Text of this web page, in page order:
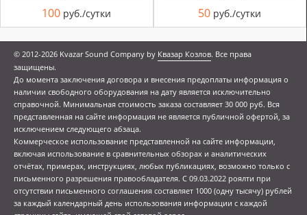
100 руб./сутки 50 руб./сутки
© 2012-2026 Kvazar Sound Company by Квазар Козлов. Все права
защищены.
До момента заключения договора и внесения предоплаты информация о
наличии свободного оборудования на дату является исключительно
справочной. Минимальная стоимость заказа составляет 30 000 руб. Вся
представленная на сайте информация не является публичной офертой, за
исключением следующего абзаца.
Коммерческое использование представленной на сайте информации,
включая использование в сравнительных обзорах и аналитических
отчётах, примерах, инструкциях, любых публикациях, возможно только с
письменного разрешения правообладателя. С 09.03.2022 роялти при
отсутствии письменного соглашения составляет 1000 (одну тысячу) рублей
за каждый календарный день использования информации с каждой